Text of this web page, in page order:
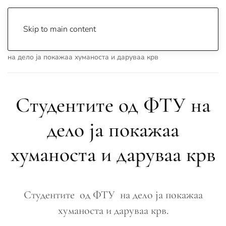
Skip to main content
на дело ја покажаа хуманоста и даруваа крв
Студентите од ФТУ на
дело ја покажаа
хуманоста и даруваа крв
Студентите од ФТУ на дело ја покажаа
хуманоста и даруваа крв.